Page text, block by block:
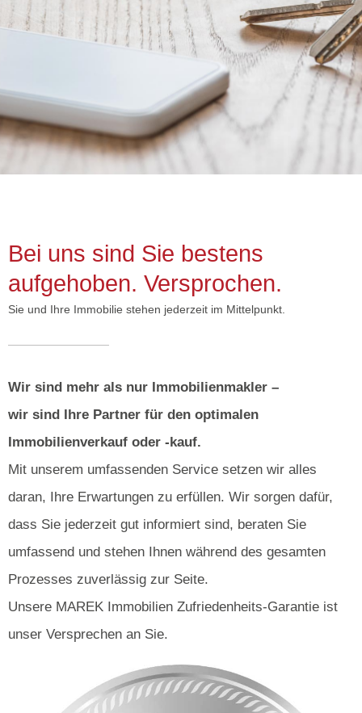
Bei uns sind Sie bestens
aufgehoben. Versprochen.
Sie und Ihre Immobilie stehen jederzeit im Mittelpunkt.
Wir sind mehr als nur Immobilienmakler –
wir sind Ihre Partner für den optimalen
Immobilienverkauf oder -kauf.
Mit unserem umfassenden Service setzen wir alles
daran, Ihre Erwartungen zu erfüllen. Wir sorgen dafür,
dass Sie jederzeit gut informiert sind, beraten Sie
umfassend und stehen Ihnen während des gesamten
Prozesses zuverlässig zur Seite.
Unsere MAREK Immobilien Zufriedenheits-Garantie ist
unser Versprechen an Sie.